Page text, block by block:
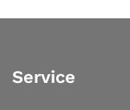
Service